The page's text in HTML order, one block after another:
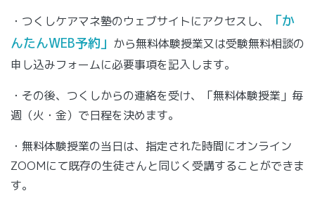
・つくしケアマネ塾のウェブサイトにアクセスし、
「か
んたんWEB予約」 から無料体験授業又は受験無料相談の
申し込みフォームに必要事項を記入します。
・その後、つくしからの連絡を受け、「無料体験授業」毎
週（火・金）で日程を決めます。
・無料体験授業の当日は、指定された時間にオンライン
ZOOMにて既存の生徒さんと同じく受講することができま
す。